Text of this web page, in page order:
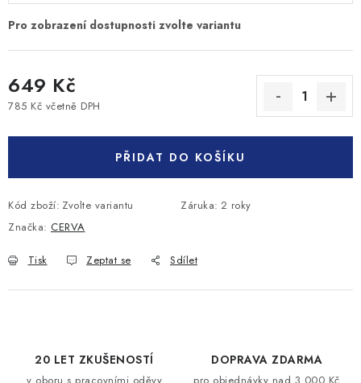
649 Kč
785 Kč včetně DPH
PŘIDAT DO KOŠÍKU
Kód zboží: Zvolte variantu Záruka: 2 roky
Značka: CERVA
Tisk Zeptat se Sdílet
20 LET ZKUŠENOSTÍ DOPRAVA ZDARMA